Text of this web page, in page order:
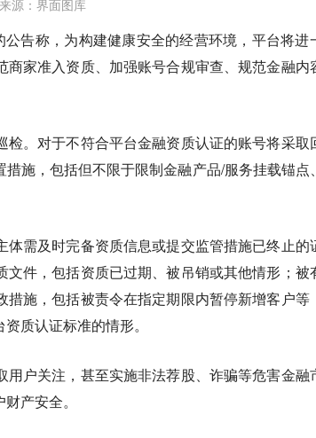
源：界面图库
告称，为构建健康安全的经营环境，平台将进
家准入资质、加强账号合规审查、规范金融内
。对于不符合平台金融资质认证的账号将采取
施，包括但不限于限制金融产品/服务挂载锚点
需及时完备资质信息或提交监管措施已终止的
件，包括资质已过期、被吊销或其他情形；被
施，包括被责令在指定期限内暂停新增客户等
质认证标准的情形。
户关注，甚至实施非法荐股、诈骗等危害金融
产安全。